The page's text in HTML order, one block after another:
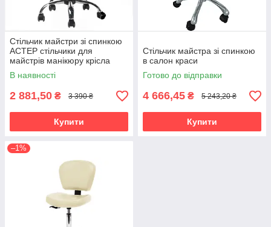
Стільчик майстри зі спинкою
АСТЕР стільчики для
майстрів манікюру крісла
манікюрні
В наявності
2 881,50 ₴ 3 390 ₴
Купити
Стільчик майстра зі спинкою
в салон краси
Готово до відправки
4 666,45 ₴ 5 243,20 ₴
Купити
–1%